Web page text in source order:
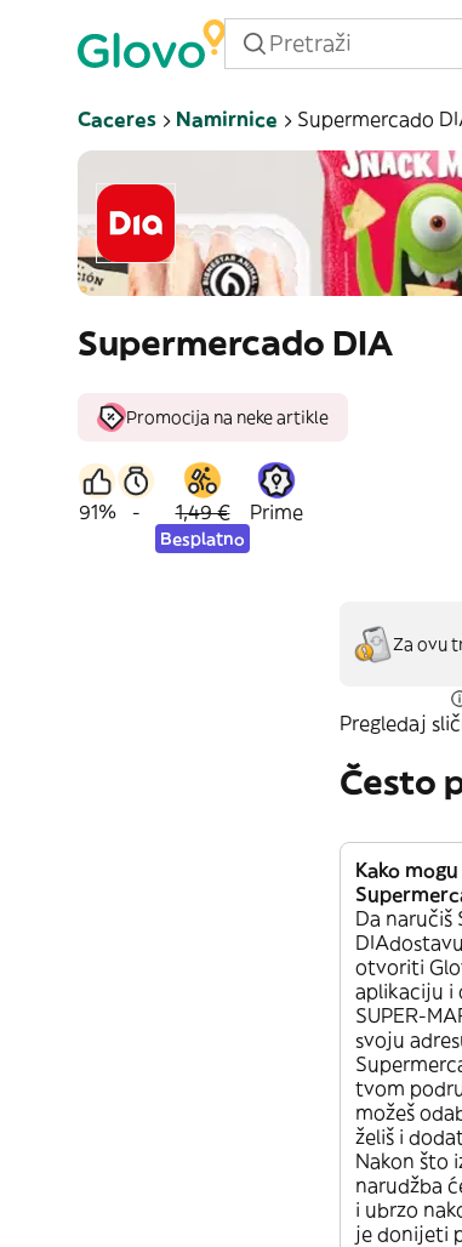
Caceres Namirnice Supermercado
Supermercado DIA
Promocija na neke artikle
91% - 1,49 €
Besplatno
Prime
Za ovu
Pregledaj
Često
Kako
Da naručiš
otvoriti
aplikaciju i
SUPER-
svoju
tvom
možeš
želiš i
Nakon što
narudžba
i ubrzo
je donijeti